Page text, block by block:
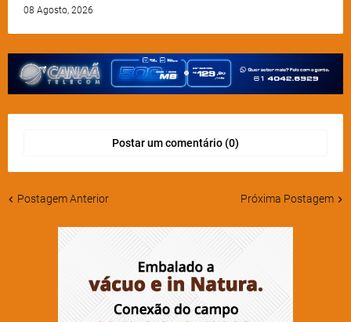
08 Agosto, 2026
Postar um comentário (0)
Postagem Anterior Próxima Postagem